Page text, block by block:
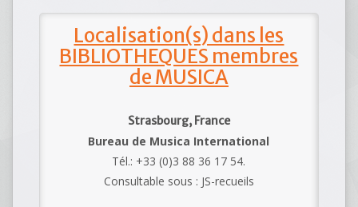
Localisation(s) dans les
BIBLIOTHEQUES membres
de MUSICA
Strasbourg, France
Bureau de Musica International
Tél.: +33 (0)3 88 36 17 54.
Consultable sous : JS-recueils